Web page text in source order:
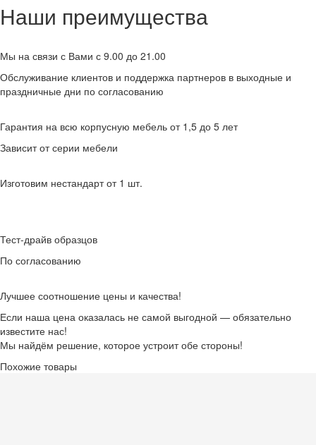
Наши преимущества
Мы на связи с Вами с 9.00 до 21.00
Обслуживание клиентов и поддержка партнеров в выходные и
праздничные дни по согласованию
Гарантия на всю корпусную мебель от 1,5 до 5 лет
Зависит от серии мебели
Изготовим нестандарт от 1 шт.
Тест-драйв образцов
По согласованию
Лучшее соотношение цены и качества!
Если наша цена оказалась не самой выгодной — обязательно
известите нас!
Мы найдём решение, которое устроит обе стороны!
Похожие товары